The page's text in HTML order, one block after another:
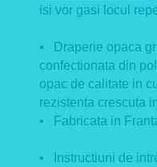
isi vor gasi locul
• Draperie opaca
confectionata din
opac de calitate in
rezistenta crescuta
• Fabricata in
• Instructiuni de